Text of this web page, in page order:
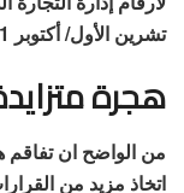
تشرين الأول/ أكتوبر 2021.
هجرة
من الواضح ان تفاقم
اتخاذ مزيد من